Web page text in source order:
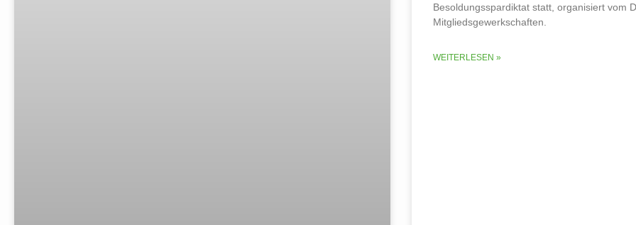
Besoldungsspardiktat statt, organisiert vom
Mitgliedsgewerkschaften.
WEITERLESEN »